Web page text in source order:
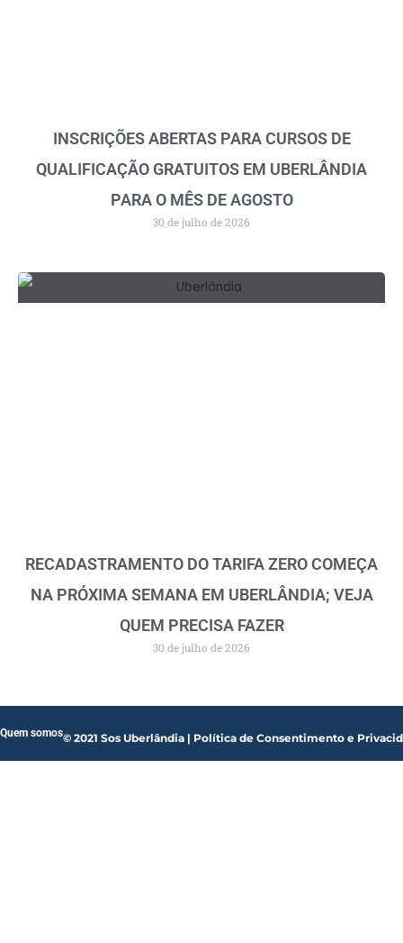
INSCRIÇÕES ABERTAS PARA CURSOS DE
QUALIFICAÇÃO GRATUITOS EM UBERLÂNDIA
PARA O MÊS DE AGOSTO
30 de julho de 2026
RECADASTRAMENTO DO TARIFA ZERO COMEÇA
NA PRÓXIMA SEMANA EM UBERLÂNDIA; VEJA
QUEM PRECISA FAZER
30 de julho de 2026
© 2021 Sos Uberlândia | Política de Consentimento e
Quem somos